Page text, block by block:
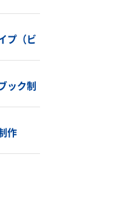
プ（ビ
ック制
作